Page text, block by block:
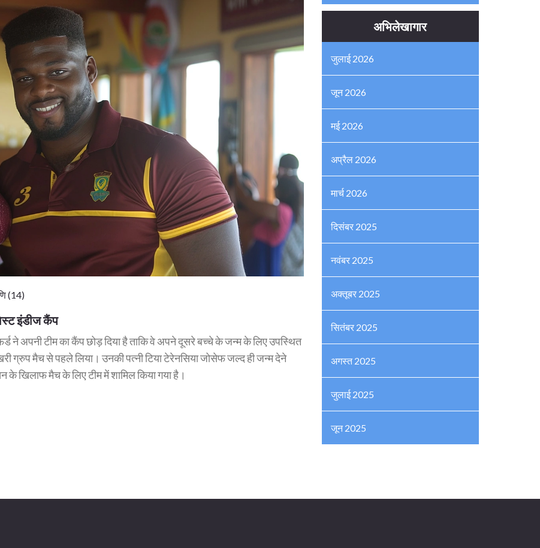
(14)
इंडीज कैंप
ने अपनी टीम का कैंप छोड़ दिया है ताकि वे अपने दूसरे बच्चे के जन्म के लिए उपस्थित
ग्रुप मैच से पहले लिया। उनकी पत्नी टिया टेरेनसिया जोसेफ जल्द ही जन्म देने
खिलाफ मैच के लिए टीम में शामिल किया गया है।
अभिलेखागार
जुलाई 2026
जून 2026
मई 2026
अप्रैल 2026
मार्च 2026
दिसंबर 2025
नवंबर 2025
अक्तूबर 2025
सितंबर 2025
अगस्त 2025
जुलाई 2025
जून 2025